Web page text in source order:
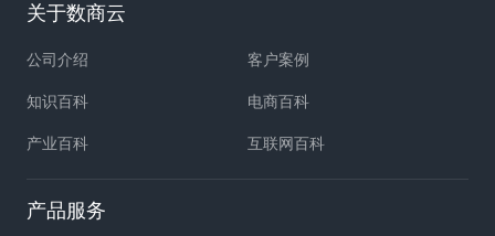
关于数商云
公司介绍 客户案例
知识百科 电商百科
产业百科 互联网百科
产品服务